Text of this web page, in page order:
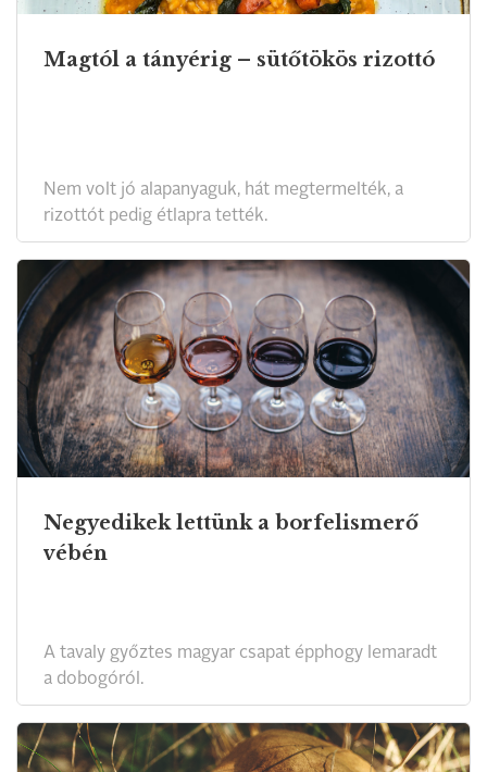
Magtól a tányérig – sütőtökös rizottó
Nem volt jó alapanyaguk, hát megtermelték, a
rizottót pedig étlapra tették.
Negyedikek lettünk a borfelismerő
vébén
A tavaly győztes magyar csapat épphogy lemaradt
a dobogóról.